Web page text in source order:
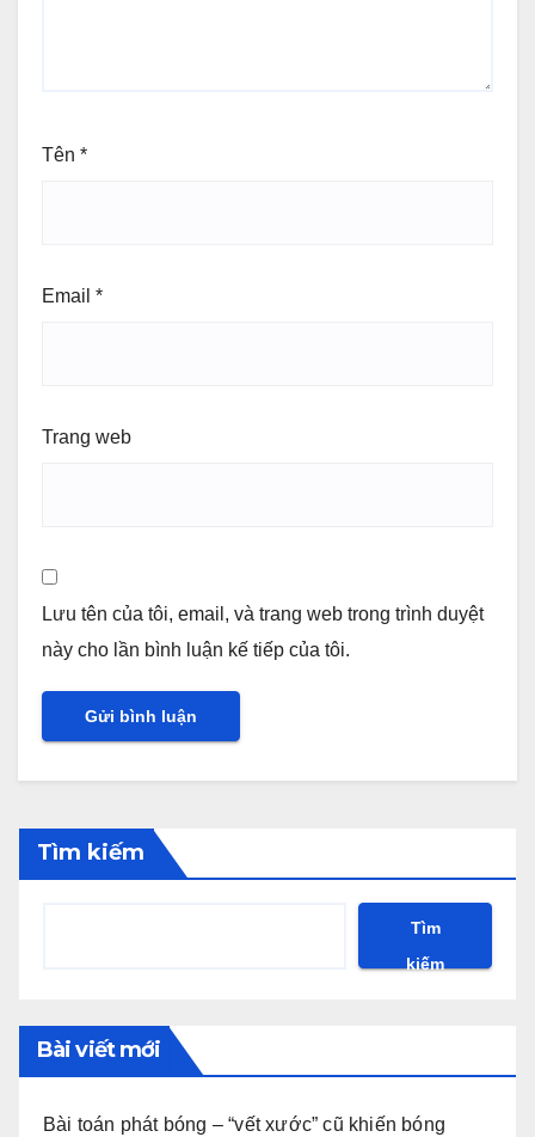
Tên *
Email *
Trang web
Lưu tên của tôi, email, và trang web trong trình duyệt
này cho lần bình luận kế tiếp của tôi.
Tìm kiếm
Tìm
kiếm
Bài viết mới
Bài toán phát bóng – “vết xước” cũ khiến bóng